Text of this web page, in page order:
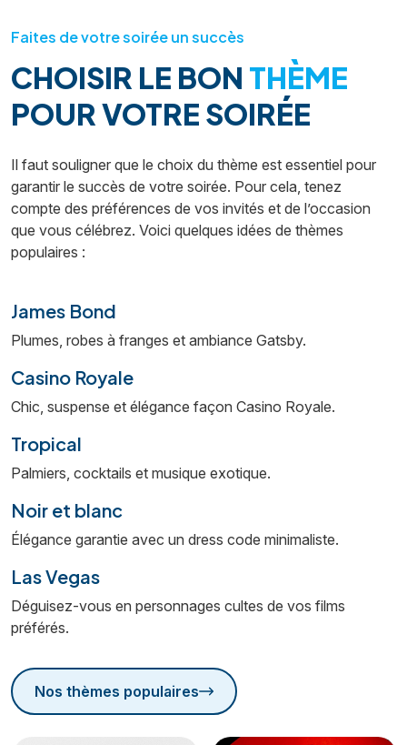
Faites de votre soirée un succès
CHOISIR LE BON THÈME
POUR VOTRE SOIRÉE
Il faut souligner que le choix du thème est essentiel pour
garantir le succès de votre soirée. Pour cela, tenez
compte des préférences de vos invités et de l’occasion
que vous célébrez. Voici quelques idées de thèmes
populaires :
James Bond
Plumes, robes à franges et ambiance Gatsby.
Casino Royale
Chic, suspense et élégance façon Casino Royale.
Tropical
Palmiers, cocktails et musique exotique.
Noir et blanc
Élégance garantie avec un dress code minimaliste.
Las Vegas
Déguisez-vous en personnages cultes de vos films
préférés.
Nos thèmes populaires